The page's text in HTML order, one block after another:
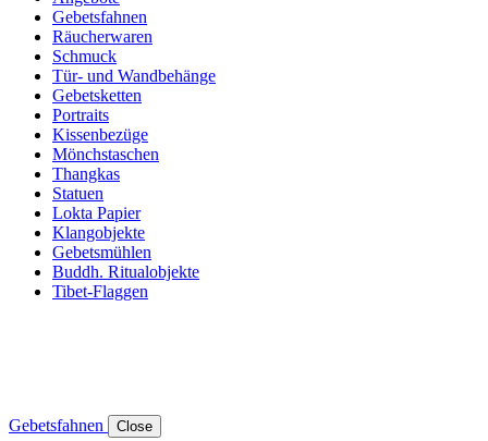
Gebetsfahnen
Räucherwaren
Schmuck
Tür- und Wandbehänge
Gebetsketten
Portraits
Kissenbezüge
Mönchstaschen
Thangkas
Statuen
Lokta Papier
Klangobjekte
Gebetsmühlen
Buddh. Ritualobjekte
Tibet-Flaggen
Gebetsfahnen Close